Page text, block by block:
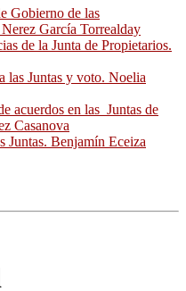
Gobierno de las
García Torrealday
de la Junta de Propietarios.
las Juntas y voto. Noelia
acuerdos en las Juntas de
Casanova
Juntas. Benjamín Eceiza